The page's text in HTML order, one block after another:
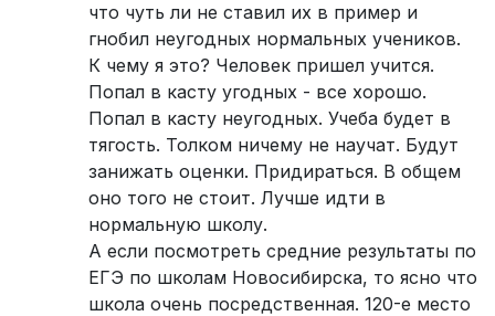
что чуть ли не ставил их в пример и
гнобил неугодных нормальных учеников.
К чему я это? Человек пришел учится.
Попал в касту угодных - все хорошо.
Попал в касту неугодных. Учеба будет в
тягость. Толком ничему не научат. Будут
занижать оценки. Придираться. В общем
оно того не стоит. Лучше идти в
нормальную школу.
А если посмотреть средние результаты по
ЕГЭ по школам Новосибирска, то ясно что
школа очень посредственная. 120-е место